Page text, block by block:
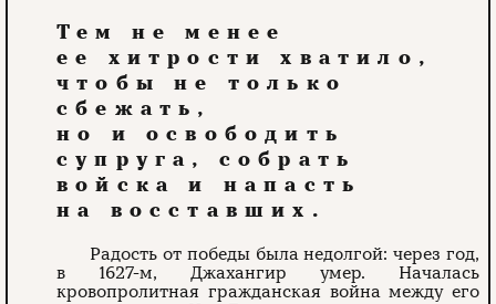
Тем не менее
ее хитрости хватило,
чтобы не только
сбежать,
но и освободить
супруга, собрать
войска и напасть
на восставших.
Радость от победы была недолгой: через год,
в 1627-м, Джахангир умер. Началась
кровопролитная гражданская война между его